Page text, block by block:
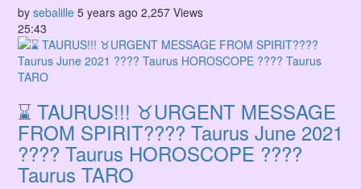
by sebalille 5 years ago 2,257 Views
25:43
⌛ TAURUS!!! ♉URGENT MESSAGE
FROM SPIRIT????️ Taurus June 2021
???? Taurus HOROSCOPE ????
Taurus TARO